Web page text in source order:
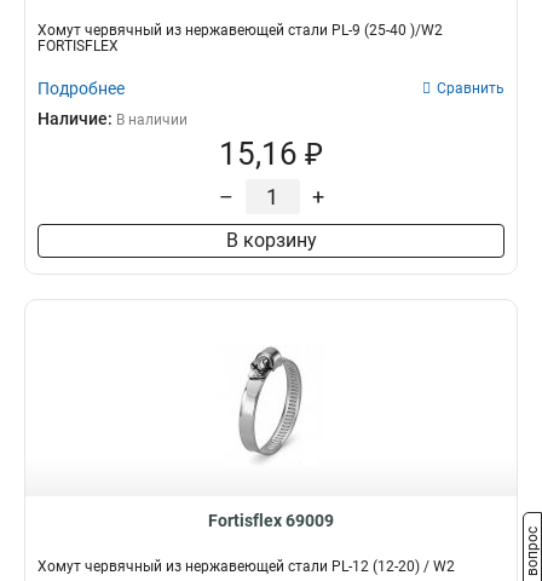
Хомут червячный из нержавеющей стали PL-9 (25-40 )/W2
FORTISFLEX
Подробнее Сравнить
Наличие: В наличии
15,16 ₽
– +
В корзину
Fortisflex 69009
Хомут червячный из нержавеющей стали PL-12 (12-20) / W2